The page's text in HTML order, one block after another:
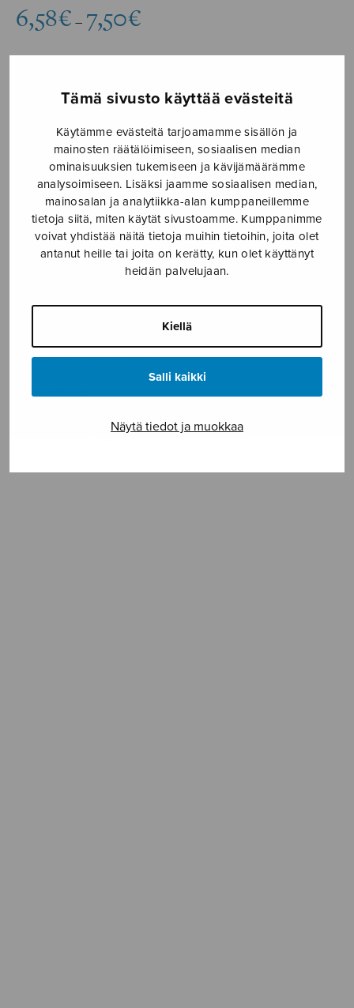
Tämä sivusto käyttää evästeitä
Käytämme evästeitä tarjoamamme sisällön ja
mainosten räätälöimiseen, sosiaalisen median
ominaisuuksien tukemiseen ja kävijämäärämme
analysoimiseen. Lisäksi jaamme sosiaalisen median,
mainosalan ja analytiikka-alan kumppaneillemme
tietoja siitä, miten käytät sivustoamme. Kumppanimme
voivat yhdistää näitä tietoja muihin tietoihin, joita olet
antanut heille tai joita on kerätty, kun olet käyttänyt
heidän palvelujaan.
Kiellä
Salli kaikki
Näytä tiedot ja muokkaa
6,58€ – 7,50€
Christmas
LISÄÄ
OSTOSKORIIN
Tuotetunnus (SKU):S2759
Avainsanat tuotteelleChristmas,
ISMN 979-0-55013-759-2
Vaikeustaso **